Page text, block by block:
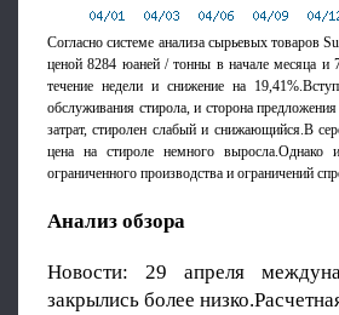
Согласно системе анализа сырьевых товаров
ценой 8284 юаней / тонны в начале месяца
течение недели и снижение на
обслуживания стирола, и сторона
затрат, стиролен слабый и снижающийся.В
цена на стироле немного выросла.Однако
ограниченного производства и ограничений
Анализ обзора
Новости: 29 апреля
закрылись более